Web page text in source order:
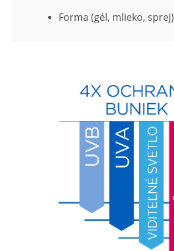
Forma (gél, mlieko, sprej)